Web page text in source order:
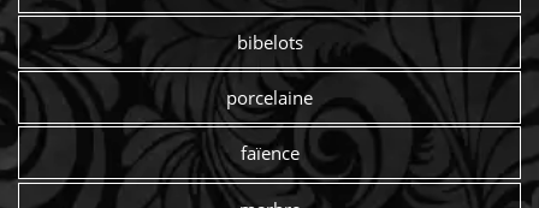
bibelots
porcelaine
faïence